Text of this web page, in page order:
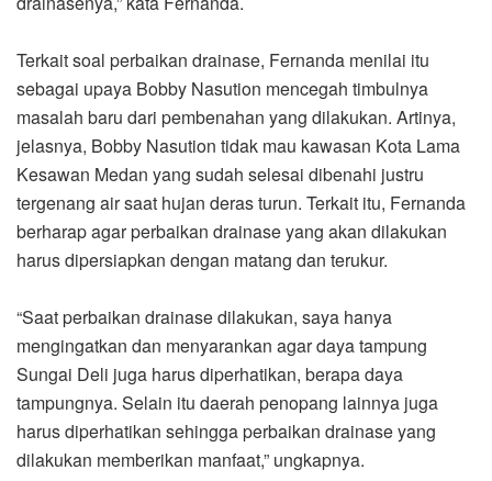
Terkait soal perbaikan drainase, Fernanda menilai itu
sebagai upaya Bobby Nasution mencegah timbulnya
masalah baru dari pembenahan yang dilakukan. Artinya,
jelasnya, Bobby Nasution tidak mau kawasan Kota Lama
Kesawan Medan yang sudah selesai dibenahi justru
tergenang air saat hujan deras turun. Terkait itu, Fernanda
berharap agar perbaikan drainase yang akan dilakukan
harus dipersiapkan dengan matang dan terukur.
“Saat perbaikan drainase dilakukan, saya hanya
mengingatkan dan menyarankan agar daya tampung
Sungai Deli juga harus diperhatikan, berapa daya
tampungnya. Selain itu daerah penopang lainnya juga
harus diperhatikan sehingga perbaikan drainase yang
dilakukan memberikan manfaat,” ungkapnya.